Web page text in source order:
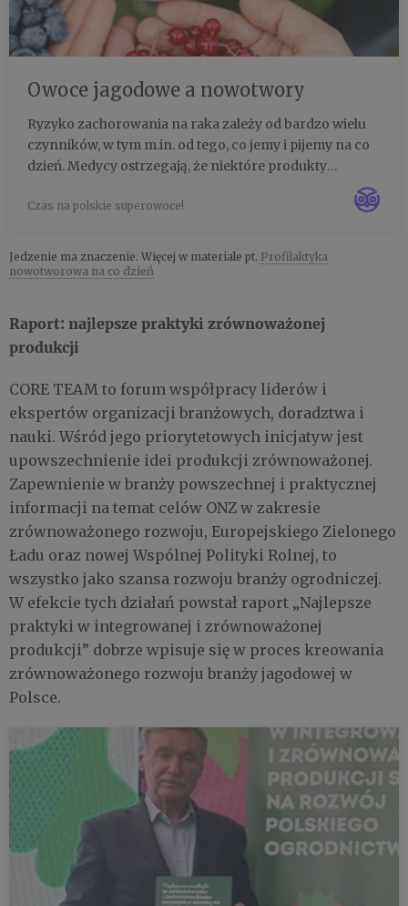
Owoce jagodowe a nowotwory
Ryzyko zachorowania na raka zależy od bardzo wielu
czynników, w tym m.in. od tego, co jemy i pijemy na co
dzień. Medycy ostrzegają, że niektóre produkty
mięso czy alkohol, zwiększają to ryzyko. Z drugiej
Czas na polskie superowoce!
Jedzenie ma znaczenie. Więcej w materiale pt. Profilaktyka
nowotworowa na co dzień
Raport: najlepsze praktyki zrównoważonej
produkcji
CORE TEAM to forum współpracy liderów i
ekspertów organizacji branżowych, doradztwa i
nauki. Wśród jego priorytetowych inicjatyw jest
upowszechnienie idei produkcji zrównoważonej.
Zapewnienie w branży powszechnej i praktycznej
informacji na temat celów ONZ w zakresie
zrównoważonego rozwoju, Europejskiego Zielonego
Ładu oraz nowej Wspólnej Polityki Rolnej, to
wszystko jako szansa rozwoju branży ogrodniczej.
W efekcie tych działań powstał raport „Najlepsze
praktyki w integrowanej i zrównoważonej
produkcji” dobrze wpisuje się w proces kreowania
zrównoważonego rozwoju branży jagodowej w
Polsce.